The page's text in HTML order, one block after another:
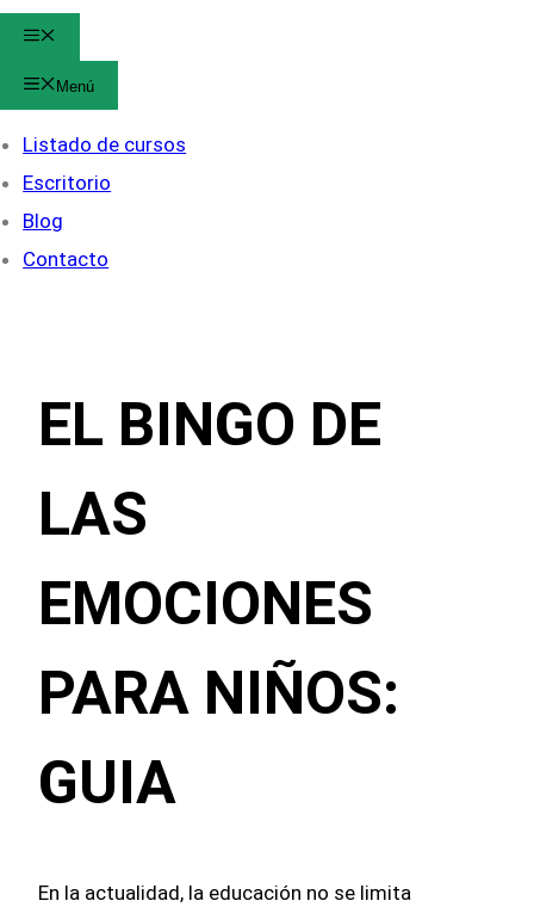
Menú
Listado de cursos
Escritorio
Blog
Contacto
EL BINGO DE
LAS
EMOCIONES
PARA NIÑOS:
GUIA
En la actualidad, la educación no se limita